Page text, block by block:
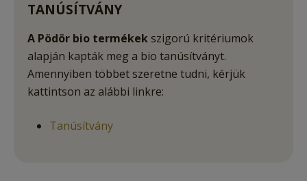
TANÚSÍTVÁNY
A Pödör bio termékekszigorú kritériumok
alapján kapták meg a bio tanúsítványt.
Amennyiben többet szeretne tudni, kérjük
kattintson az alábbi linkre:
Tanúsítvány